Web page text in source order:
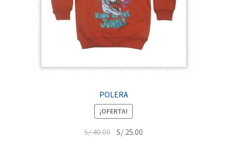
POLERA
¡OFERTA!
S/.40.00 S/.25.00